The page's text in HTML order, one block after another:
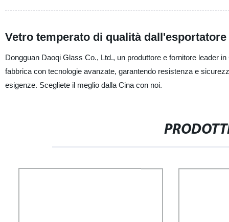
Vetro temperato di qualità dall'esportatore
Dongguan Daoqi Glass Co., Ltd., un produttore e fornitore leader
fabbrica con tecnologie avanzate, garantendo resistenza e
esigenze. Scegliete il meglio dalla Cina con noi.